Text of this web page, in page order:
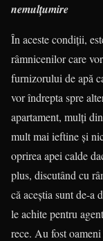
nemulțumire
În aceste condiții,
râmnicenilor care
furnizorului de apă
vor îndrepta spre
apartament, mulți
mult mai ieftine și
oprirea apei calde
plus, discutând cu
că aceștia sunt de-a
le achite pentru
rece. Au fost